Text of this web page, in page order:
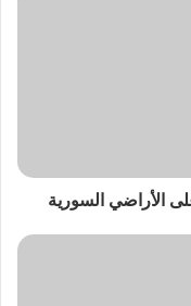
الأراضي السورية